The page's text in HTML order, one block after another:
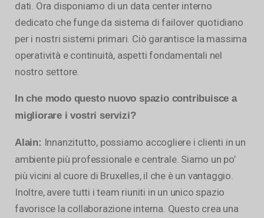
dati. Ora disponiamo di un data center interno
dedicato che funge da sistema di failover quotidiano
per i nostri sistemi primari. Ciò garantisce la massima
operatività e continuità, aspetti fondamentali nel
nostro settore.
In che modo questo nuovo spazio contribuisce a
migliorare i vostri servizi?
Alain: Innanzitutto, possiamo accogliere i clienti in un
ambiente più professionale e centrale. Siamo un po’
più vicini al cuore di Bruxelles, il che è un vantaggio.
Inoltre, avere tutti i team riuniti in un unico spazio
favorisce la collaborazione interna. Questo crea una